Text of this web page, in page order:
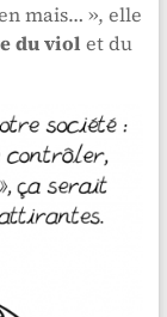
mais… », elle
du viol et du